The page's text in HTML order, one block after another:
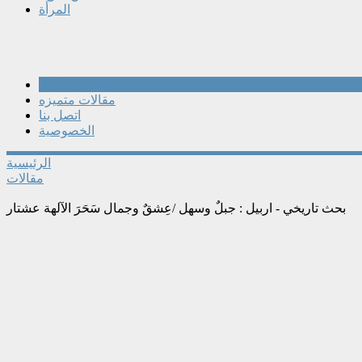
المرأة
مقالات متميزه
اتصل بنا
الخصوصية
الرئيسية
مقالات
بحث تاريخي - اربيل : جبلٌ وسهل /عِشقٌ وجمال سَحَرَ الآلهة عشتار